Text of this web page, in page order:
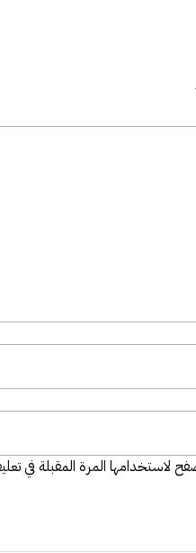
لاستخدامها المرة المقبلة في